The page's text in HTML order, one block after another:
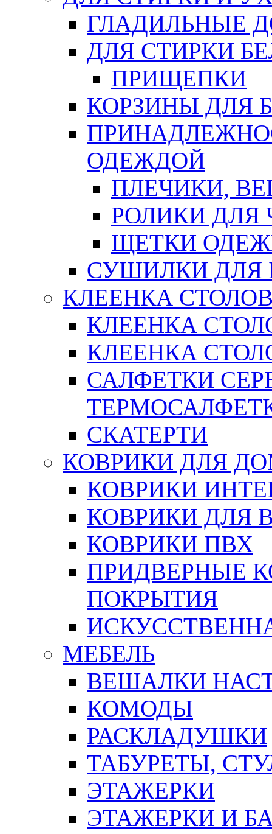
ГЛАДИЛЬНЫЕ
ДЛЯ СТИРКИ
ПРИЩЕПКИ
КОРЗИНЫ ДЛЯ
ОДЕЖДОЙ
ПЛЕЧИКИ,
РОЛИКИ ДЛЯ
ЩЕТКИ
СУШИЛКИ ДЛЯ
КЛЕЕНКА
КЛЕЕНКА
КЛЕЕНКА
САЛФЕТКИ
СКАТЕРТИ
КОВРИКИ ДЛЯ
КОВРИКИ
КОВРИКИ ДЛЯ
КОВРИКИ ПВХ
ПРИДВЕРНЫЕ
ПОКРЫТИЯ
МЕБЕЛЬ
ВЕШАЛКИ
КОМОДЫ
РАСКЛАДУШКИ
ТАБУРЕТЫ,
ЭТАЖЕРКИ
ЭТАЖЕРКИ И